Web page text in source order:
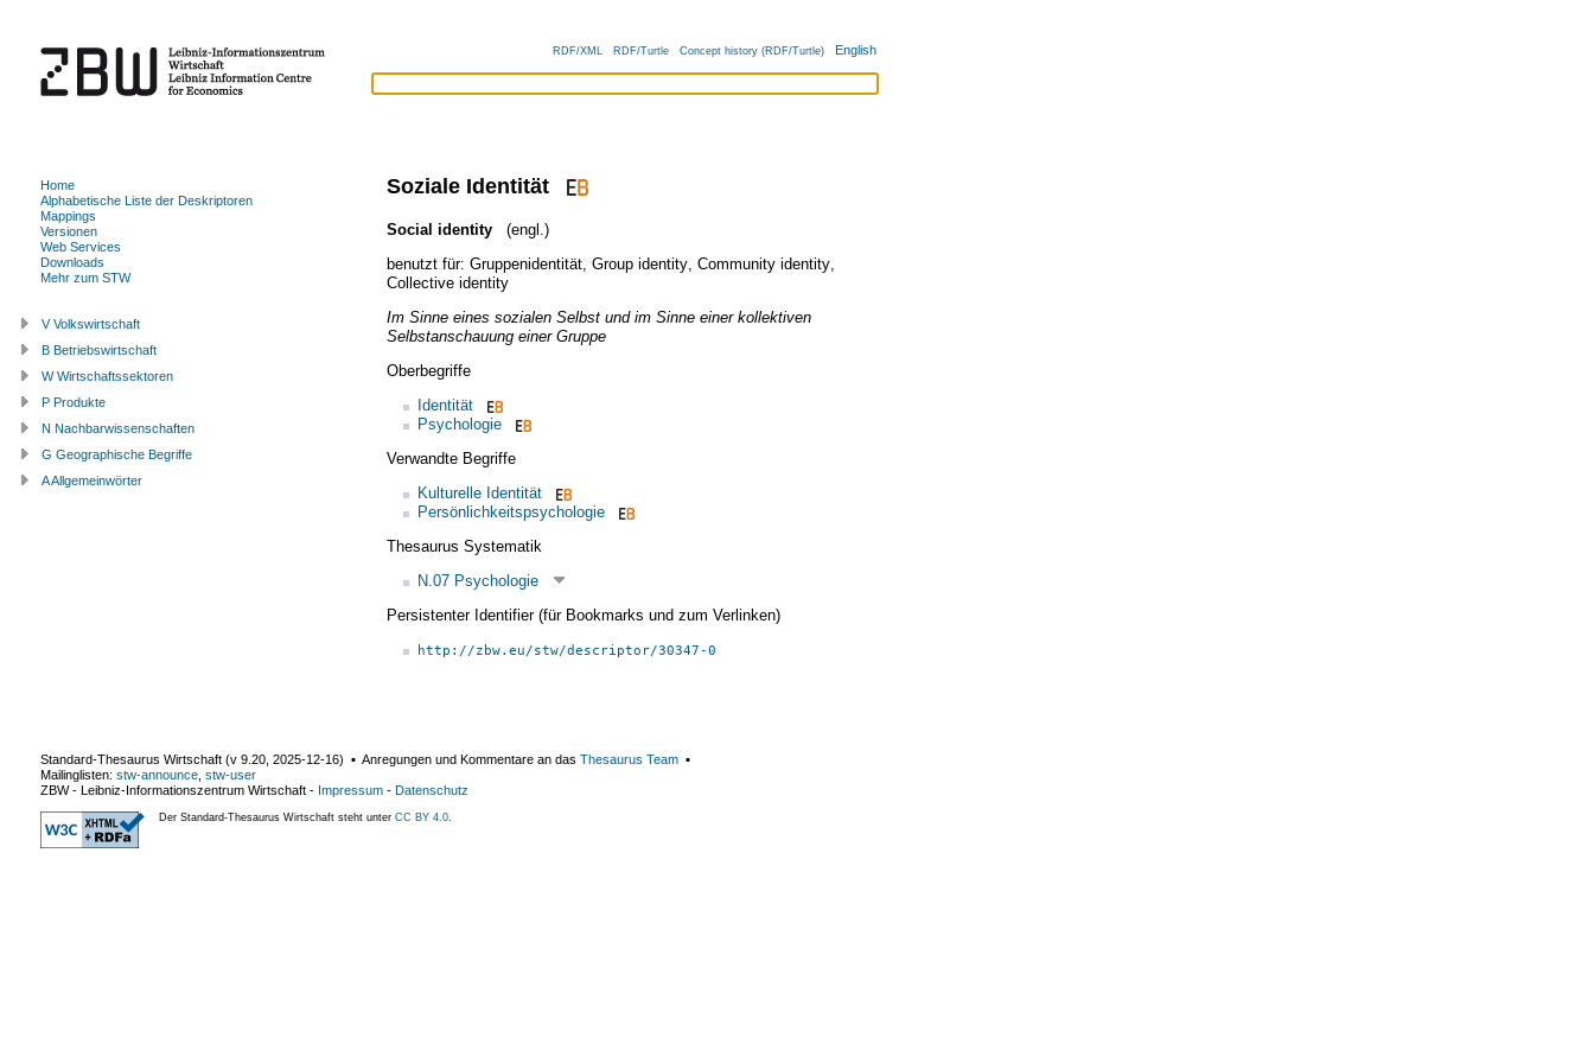
RDF/XML RDF/Turtle Concept history (RDF/Turtle) English
Soziale Identität
Social identity
(engl.)
benutzt für: Gruppenidentität, Group identity, Community identity,
Collective identity
Im Sinne eines sozialen Selbst und im Sinne einer kollektiven
Selbstanschauung einer Gruppe
Oberbegriffe
Identität
Psychologie
Verwandte Begriffe
Kulturelle Identität
Persönlichkeitspsychologie
Thesaurus Systematik
N.07 Psychologie
Persistenter Identifier (für Bookmarks und zum Verlinken)
http://zbw.eu/stw/descriptor/30347-0
Home
Alphabetische Liste der Deskriptoren
Mappings
Versionen
Web Services
Downloads
Mehr zum STW
V Volkswirtschaft
B Betriebswirtschaft
W Wirtschaftssektoren
P Produkte
N Nachbarwissenschaften
G Geographische Begriffe
A Allgemeinwörter
Standard-Thesaurus Wirtschaft (v 9.20 2025-12-16) ▪ Anregungen und Kommentare an das Thesaurus Team ▪
Mailinglisten: stw-announce stw-user
ZBW - Leibniz-Informationszentrum Wirtschaft - Impressum - Datenschutz
Der Standard-Thesaurus Wirtschaft steht unter CC BY 4.0